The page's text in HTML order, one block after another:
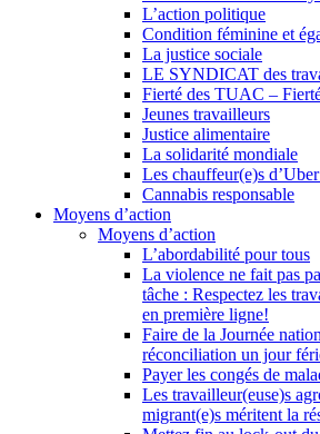
L’action politique
Condition féminine et
La justice sociale
LE SYNDICAT des
Fierté des TUAC –
Jeunes travailleurs
Justice alimentaire
La solidarité mondiale
Les chauffeur(e)s d’Uber
Cannabis responsable
Moyens d’action
Moyens d’action
L’abordabilité pour tous
La violence ne fait pas
tâche : Respectez les
en première ligne!
Faire de la Journée
réconciliation un jour
Payer les congés de
Les travailleur(euse)s
migrant(e)s méritent la